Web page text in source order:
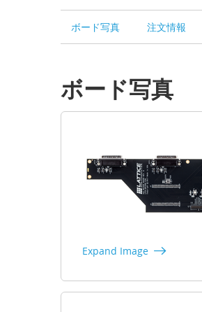
ボード写真 注文情報
ボード写真
Expand Image